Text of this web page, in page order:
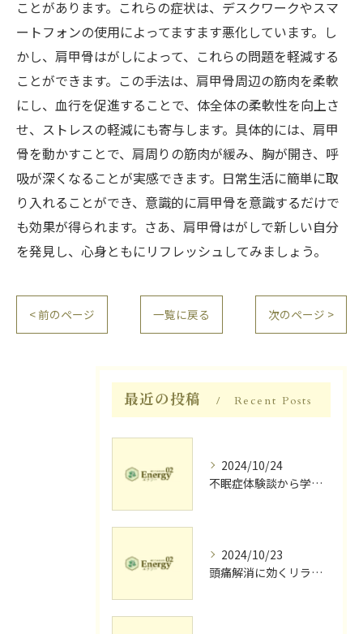
ことがあります。これらの症状は、デスクワークやスマ
ートフォンの使用によってますます悪化しています。し
かし、肩甲骨はがしによって、これらの問題を軽減する
ことができます。この手法は、肩甲骨周辺の筋肉を柔軟
にし、血行を促進することで、体全体の柔軟性を向上さ
せ、ストレスの軽減にも寄与します。具体的には、肩甲
骨を動かすことで、肩周りの筋肉が緩み、胸が開き、呼
吸が深くなることが実感できます。日常生活に簡単に取
り入れることができ、意識的に肩甲骨を意識するだけで
も効果が得られます。さあ、肩甲骨はがしで新しい自分
を発見し、心身ともにリフレッシュしてみましょう。
< 前のページ 一覧に戻る 次のページ >
最近の投稿 Recent Posts
2024/10/24
不眠症体験談から学ぶ睡眠質向上法
2024/10/23
頭痛解消に効くリラク体験談